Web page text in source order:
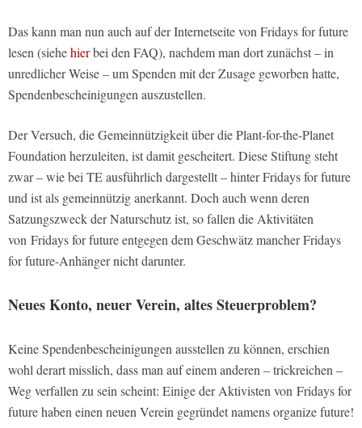
Das kann man nun auch auf der Internetseite von Fridays for future
lesen (siehehierbei den FAQ), nachdem man dort zunächst – in
unredlicher Weise – um Spenden mit der Zusage geworben hatte,
Spendenbescheinigungen auszustellen.
Der Versuch, die Gemeinnützigkeit über die Plant-for-the-Planet
Foundation herzuleiten, ist damit gescheitert. Diese Stiftung steht
zwar – wie bei TE ausführlich dargestellt – hinter Fridays for future
und ist als gemeinnützig anerkannt. Doch auch wenn deren
Satzungszweck der Naturschutz ist, so fallen die Aktivitäten
von Fridays for future entgegen dem Geschwätz mancher Fridays
for future-Anhänger nicht darunter.
Neues Konto, neuer Verein, altes Steuerproblem?
Keine Spendenbescheinigungen ausstellen zu können, erschien
wohl derart misslich, dass man auf einem anderen – trickreichen –
Weg verfallen zu sein scheint: Einige der Aktivisten von Fridays for
future haben einen neuen Verein gegründet namens organize future!